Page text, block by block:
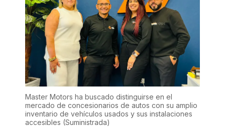
Master Motors ha buscado distinguirse en el
mercado de concesionarios de autos con su amplio
inventario de vehículos usados y sus instalaciones
accesibles (Suministrada)